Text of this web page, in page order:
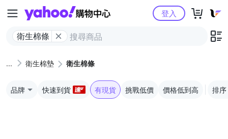
Yahoo購物中心
衛生棉條
登入
衛生棉墊 衛生棉條
品牌 快速到貨 有現貨 挑戰低價 價格低到高 排序